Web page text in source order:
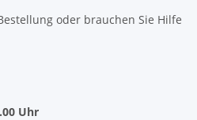
oder brauchen Sie Hilfe
Uhr